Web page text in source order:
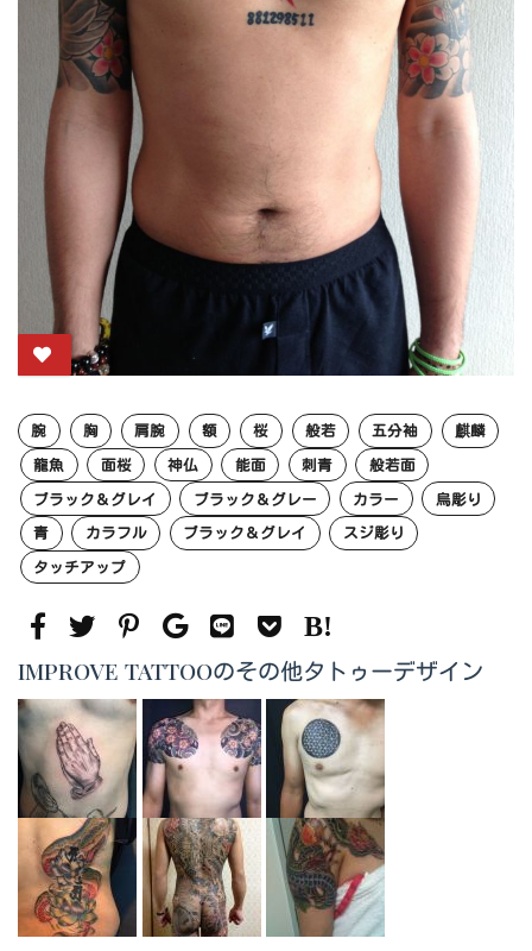
腕 胸 肩腕 額 桜 般若 五分袖
麒麟
龍魚
面桜 神仏 能面 刺青
般若面
ブラック＆グレイ
ブラック＆グレー カラー
烏彫り
青
カラフル ブラック＆グレイ
スジ彫り
タッチアップ
IMPROVE TATTOOのその他タトゥーデザイン